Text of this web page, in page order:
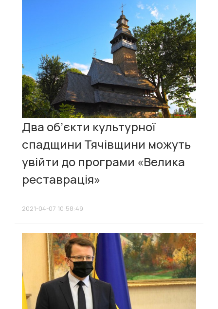
Два об’єкти культурної
спадщини Тячівщини можуть
увійти до програми «Велика
реставрація»
2021-04-07 10:58:49